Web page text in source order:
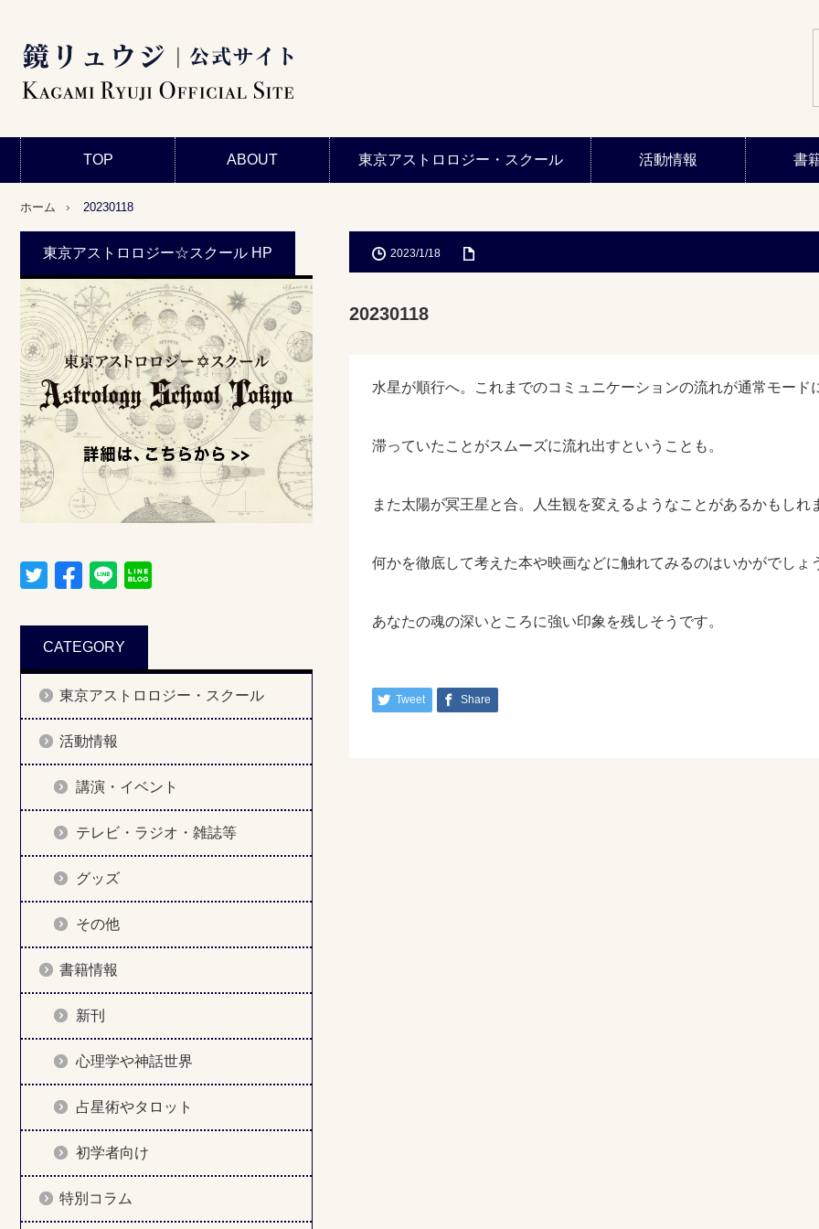
TOP ABOUT 東京アストロロジー・スクール 活動情報 書
ホーム 20230118
2023/1/18
20230118
水星が順行へ。これまでのコミュニケーションの流れが通常モード
滞っていたことがスムーズに流れ出すということも。
また太陽が冥王星と合。人生観を変えるようなことがあるかもしれ
何かを徹底して考えた本や映画などに触れてみるのはいかがでしょ
あなたの魂の深いところに強い印象を残しそうです。
Tweet Share
東京アストロロジー☆スクール HP
CATEGORY
東京アストロロジー・スクール
活動情報
講演・イベント
テレビ・ラジオ・雑誌等
グッズ
その他
書籍情報
新刊
心理学や神話世界
占星術やタロット
初学者向け
特別コラム